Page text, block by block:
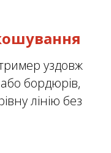
уздовж
бордюрів,
лінію без